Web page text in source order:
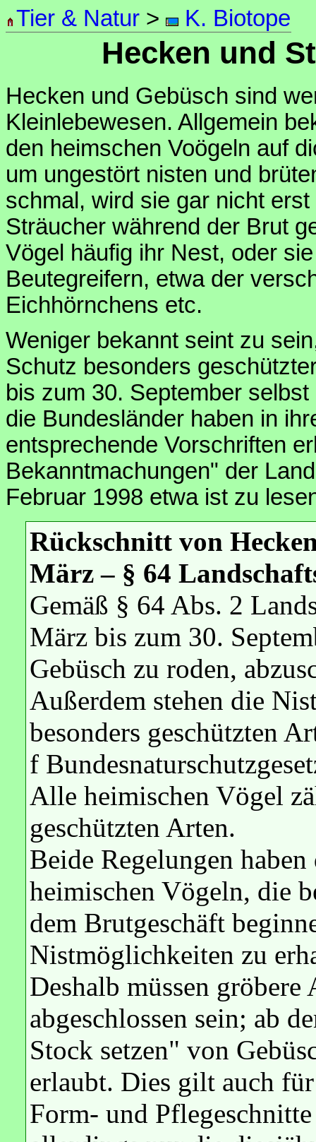
Tier & Natur > K. Biotope
Hecken und
Hecken und Gebüsch sind
Kleinlebewesen. Allgemein
den heimschen Voögeln auf
um ungestört nisten und
schmal, wird sie gar nicht
Sträucher während der Brut
Vögel häufig ihr Nest, oder
Beutegreifern, etwa der
Eichhörnchens etc.
Weniger bekannt seint zu
Schutz besonders
bis zum 30. September
die Bundesländer haben in
entsprechende Vorschriften
Bekanntmachungen" der
Februar 1998 etwa ist zu
Rückschnitt von
März – § 64
Gemäß § 64 Abs. 2
März bis zum 30.
Gebüsch zu roden,
Außerdem stehen die
besonders geschützten
f
Alle heimischen Vögel
geschützten Arten.
Beide Regelungen
heimischen Vögeln, die
dem Brutgeschäft
Nistmöglichkeiten zu
Deshalb müssen
abgeschlossen sein; ab
Stock setzen" von
erlaubt. Dies gilt auch
Form- und